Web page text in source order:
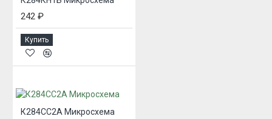
242 ₽
Купить
К284СС2А Микросхема